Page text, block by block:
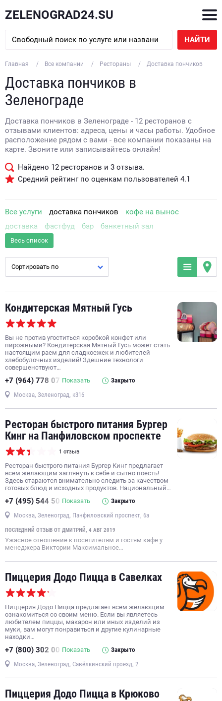
ZELENOGRAD24.SU
НАЙТИ
Главная Все компании Рестораны Доставка пончиков
Доставка пончиков в
Зеленограде
Доставка пончиков в Зеленограде - 12 ресторанов с
отзывами клиентов: адреса, цены и часы работы. Удобное
расположение рядом с вами - все компании показаны на
карте. Звоните или записывайтесь онлайн!
Найдено 12 ресторанов и 3 отзыва.
Средний рейтинг по оценкам пользователей 4.1
Все услуги доставка пончиков
кофе на вынос
доставка
фастфуд бар
банкетный зал
доставка фастфуда
европейская кухня
дог-френдли ресторан
кафе
доставка супов
паназиатский ресторан
терраса
бар молочных коктейлей
настольная игра
Wi-Fi
доставка пиццы
детская комната
бургерная
танцпол винный бар
парковка
точка по продаже шаурмы
русская кухня
доставка бургеров
доставка суши
кавказская кухня постное меню
Весь список
Сортировать по
Кондитерская Мятный Гусь
Вы не против угоститься коробкой конфет или
пирожными? Кондитерская Мятный Гусь может стать
настоящим раем для сладкоежек и любителей
хлебобулочных изделий! Здешние технологи
совершенствуют…
+7 (964) 778 07 Показать Закрыто
Москва, Зеленоград, к316
Ресторан быстрого питания Бургер
Кинг на Панфиловском проспекте
1 отзыв
Ресторан быстрого питания Бургер Кинг предлагает
всем желающим заглянуть к себе и сытно поесть!
Здесь стараются внимательно следить за качеством
готовых блюд и исходных продуктов. Национальный…
+7 (495) 544 50 Показать Закрыто
Москва, Зеленоград, Панфиловский проспект, 6а
ПОСЛЕДНИЙ ОТЗЫВ ОТ ДМИТРИЙ, 4 АВГ 2019
Ужасное отношение к посетителям и гостям кафе у
менеджера Виктории Максимальное…
Пиццерия Додо Пицца в Савелках
Пиццерия Додо Пицца предлагает всем желающим
ознакомиться со своим меню. Если вы являетесь
любителем пиццы, макарон или иных изделий из
муки, вам могут понравиться и другие кулинарные
находки…
+7 (800) 302 00 Показать Закрыто
Москва, Зеленоград, Савёлкинский проезд, 2
Пиццерия Додо Пицца в Крюково